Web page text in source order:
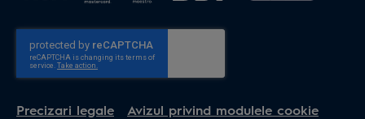
Precizari legale Avizul privind modulele cookie